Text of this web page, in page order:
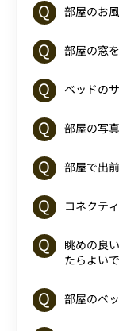
部屋のお
部屋の窓
ベッドの
部屋の写
部屋で出
コネクテ
眺めの良
たらよい
部屋のベ